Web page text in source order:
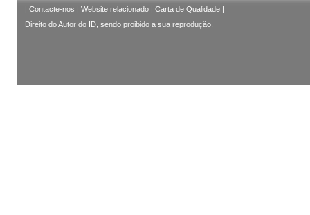
| Contacte-nos | Website relacionado | Carta de Qualidade |
Direito do Autor do ID, sendo proibido a sua reprodução.